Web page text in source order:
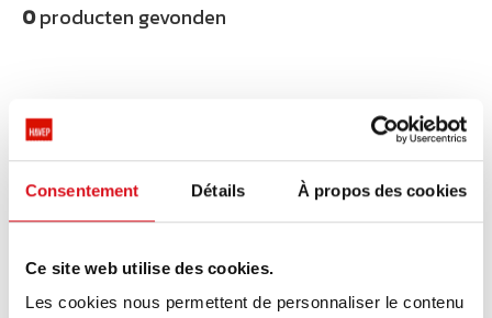
Consentement Détails À propos des cookies
Ce site web utilise des cookies.
Les cookies nous permettent de personnaliser le contenu
0producten gevonden